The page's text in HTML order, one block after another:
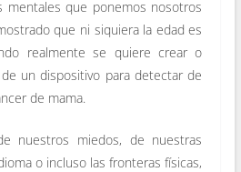
mentales que ponemos nosotros
que ni siquiera la edad es
realmente se quiere crear o
un dispositivo para detectar de
de mama.
nuestros miedos, de nuestras
o incluso las fronteras físicas,